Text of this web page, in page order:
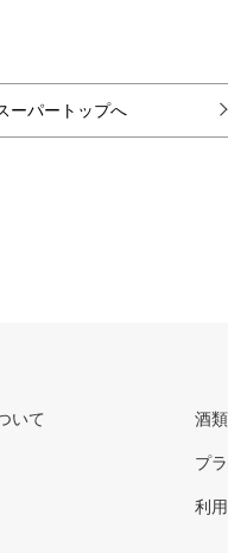
ーパートップへ
いて 酒
プ
利